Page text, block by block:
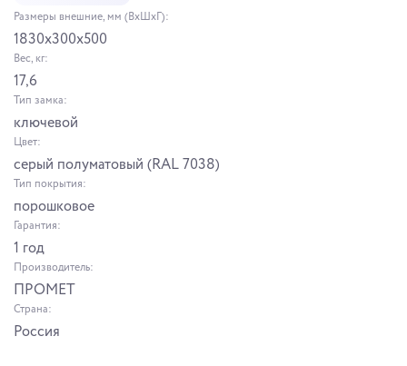
Размеры внешние, мм (ВхШхГ):
1830x300x500
Вес, кг:
17,6
Тип замка:
ключевой
Цвет:
серый полуматовый (RAL 7038)
Тип покрытия:
порошковое
Гарантия:
1 год
Производитель:
ПРОМЕТ
Страна:
Россия